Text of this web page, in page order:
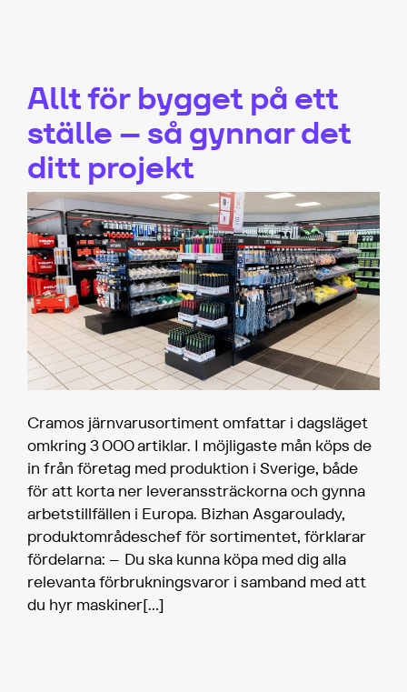
Allt för bygget på ett
ställe – så gynnar det
ditt projekt
Cramos järnvarusortiment omfattar i dagsläget
omkring 3 000 artiklar. I möjligaste mån köps de
in från företag med produktion i Sverige, både
för att korta ner leveranssträckorna och gynna
arbetstillfällen i Europa. Bizhan Asgaroulady,
produktområdeschef för sortimentet, förklarar
fördelarna: – Du ska kunna köpa med dig alla
relevanta förbrukningsvaror i samband med att
du hyr maskiner[…]